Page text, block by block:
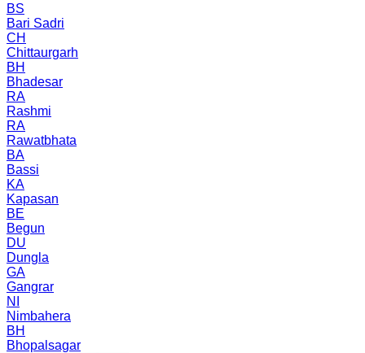
BS
Bari Sadri
CH
Chittaurgarh
BH
Bhadesar
RA
Rashmi
RA
Rawatbhata
BA
Bassi
KA
Kapasan
BE
Begun
DU
Dungla
GA
Gangrar
NI
Nimbahera
BH
Bhopalsagar